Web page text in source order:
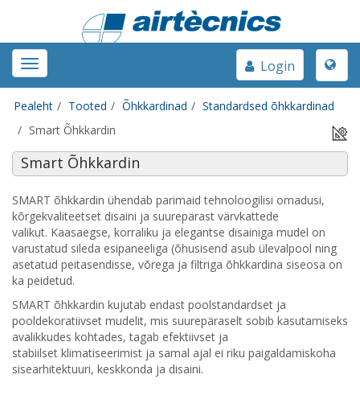
Toggle
navigation
Toggle
Login
Pealeht Tooted Õhkkardinad
Standardsed õhkkardinad
Smart Õhkkardin
Smart Õhkkardin
SMART õhkkardin ühendab parimaid tehnoloogilisi omadusi,
kõrgekvaliteetset disaini ja suurepärast värvkattede
valikut. Kaasaegse, korraliku ja elegantse disainiga mudel on
varustatud sileda esipaneeliga (õhusisend asub ülevalpool ning
asetatud peitasendisse, võrega ja filtriga õhkkardina siseosa on
ka peidetud.
SMART õhkkardin kujutab endast poolstandardset ja
pooldekoratiivset mudelit, mis suurepäraselt sobib kasutamiseks
avalikkudes kohtades, tagab efektiivset ja
stabiilset klimatiseerimist ja samal ajal ei riku paigaldamiskoha
sisearhitektuuri, keskkonda ja disaini.